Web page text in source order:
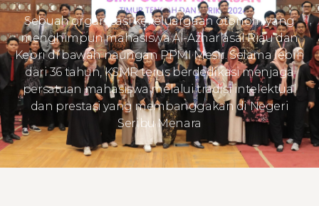
Sebuah organisasi kekeluargaan otonom yang
menghimpun mahasiswa Al-Azhar asal Riau dan
Kepri di bawah naungan PPMI Mesir. Selama lebih
dari 36 tahun, KSMR terus berdedikasi menjaga
persatuan mahasiswa melalui tradisi intelektual
dan prestasi yang membanggakan di Negeri
Seribu Menara